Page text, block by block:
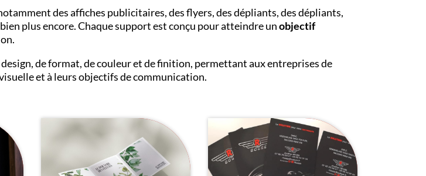
des affiches publicitaires, des flyers, des dépliants, des dépliants,
plus encore. Chaque support est conçu pour atteindre unobjectif
de format, de couleur et de finition, permettant aux entreprises de
et à leurs objectifs de communication.